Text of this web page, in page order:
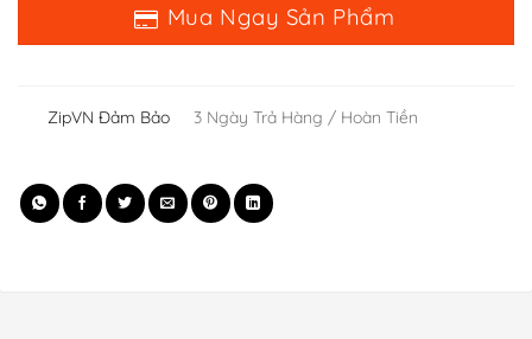
ZipVN Đảm Bảo 3 Ngày Trả Hàng / Hoàn Tiền